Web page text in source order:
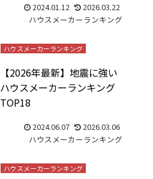
2024.01.12
2026.03.22
ハウスメーカーランキング
ハウスメーカーランキング
【2026年最新】地震に強い
ハウスメーカーランキング
TOP18
2024.06.07
2026.03.06
ハウスメーカーランキング
ハウスメーカーランキング